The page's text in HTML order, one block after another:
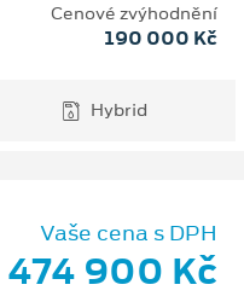
Cenové zvýhodnění
190 000 Kč
Hybrid
Vaše cena s DPH
474 900 Kč